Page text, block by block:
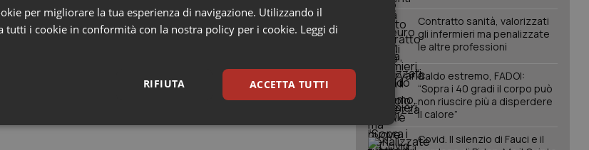
in Emergenza Urgenza vi siano solo 50 posti
esiste questa specializzazione e quindi credo si sia deciso
fornito un contributo essenziale all’Emergenza.
Contratto sanità, valorizzati
gli infermieri ma penalizzate
le altre professioni
Caldo estremo, FADOI:
“Sopra i 40 gradi il corpo può
non riuscire più a disperdere
il calore”
Covid. Il silenzio di Fauci e il
per migliorare la tua esperienza di navigazione. Utilizzando il
tutti i cookie in conformità con la nostra policy per i cookie. Leggi di
ACCETTA TUTTI
RIFIUTA
Statistici Marketing